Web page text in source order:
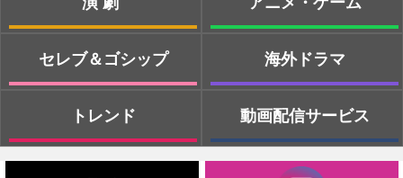
セレブ＆ゴシップ
トレンド
海外ドラマ
動画配信サービス